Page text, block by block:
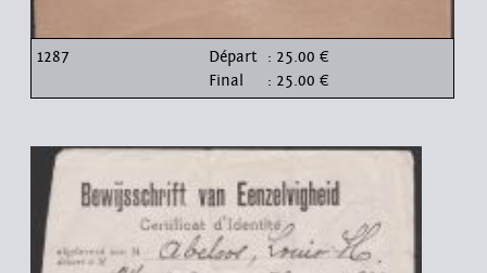
1287 Départ : 25.00 €
Final
: 25.00 €